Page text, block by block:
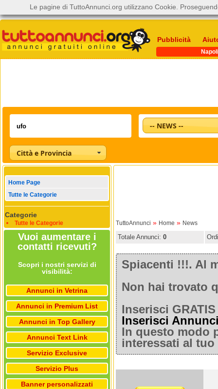
Pubblicità
Napoli
-- NEWS --
Città e Provincia
Home Page
Tutte le Categorie
Categorie
Tutte le Categorie
Vuoi aumentare i
contatti ricevuti?
Scopri i nostri servizi di
visibilità:
Annunci in Vetrina
Annunci in Premium List
Annunci in Top Gallery
Annunci Text Link
Servizio Exclusive
Servizio Plus
Banner personalizzati
TuttoAnnunci » Home » News
Totale Annunci: 0
Spiacenti !!!. Al
Non hai trovato
Inserisci
Inserisci
In questo modo
interessati al
Le pagine di TuttoAnnunci.org utilizzano Cookie.